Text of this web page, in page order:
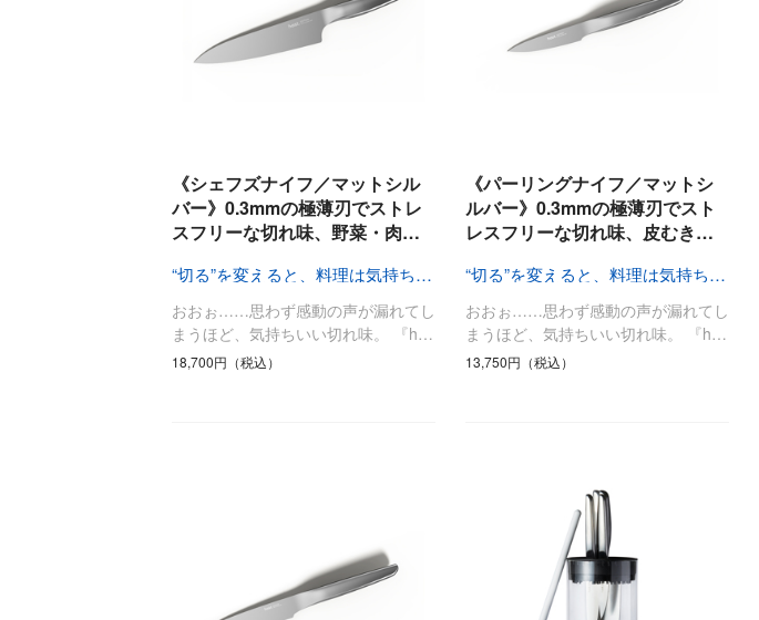
《シェフズナイフ／マットシル
バー》0.3mmの極薄刃でストレ
スフリーな切れ味、野菜・肉…
“切る”を変えると、料理は気持ちいい
おおぉ……思わず感動の声が漏れてし
まうほど、気持ちいい切れ味。 『h…
18,700円（税込）
《パーリングナイフ／マットシ
ルバー》0.3mmの極薄刃でスト
レスフリーな切れ味、皮むき…
“切る”を変えると、料理は気持ちいい
おおぉ……思わず感動の声が漏れてし
まうほど、気持ちいい切れ味。 『h…
13,750円（税込）